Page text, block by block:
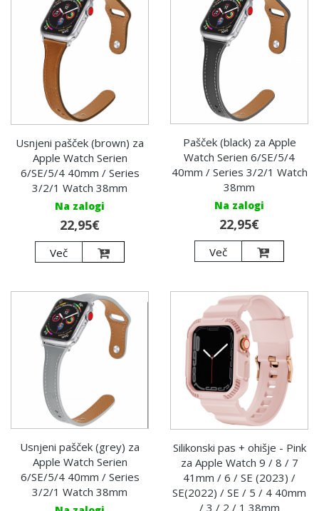
Usnjeni pašček (brown) za
Apple Watch Serien
6/SE/5/4 40mm / Series
3/2/1 Watch 38mm
Na zalogi
22,95€
Več
Pašček (black) za Apple
Watch Serien 6/SE/5/4
40mm / Series 3/2/1 Watch
38mm
Na zalogi
22,95€
Več
Usnjeni pašček (grey) za
Apple Watch Serien
6/SE/5/4 40mm / Series
3/2/1 Watch 38mm
Silikonski pas + ohišje - Pink
za Apple Watch 9 / 8 / 7
41mm / 6 / SE (2023) /
SE(2022) / SE / 5 / 4 40mm
/ 3 / 2 / 1 38mm